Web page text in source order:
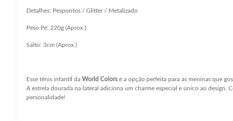
Detalhes: Pespontos / Glitter / Metalizado
Peso Pé: 220g (Aprox.)
Salto: 3cm (Aprox.)
Esse tênis infantil da World Colors é a opção perfeita para as meninas que
A estrela dourada na lateral adiciona um charme especial e único ao design.
personalidade!